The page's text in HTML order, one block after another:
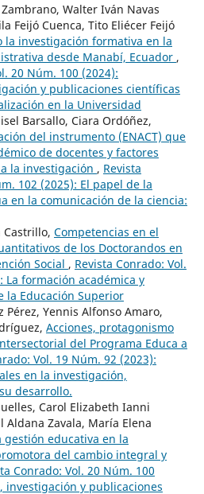
Walter Iván Navas
Feijó Cuenca, Tito Eliécer Feijó
la investigación formativa en la
desde Manabí, Ecuador ,
20 Núm. 100 (2024):
y publicaciones científicas
en la Universidad
Barsallo, Ciara Ordóñez,
del instrumento (ENACT) que
de docentes y factores
la investigación , Revista
102 (2025): El papel de la
en la comunicación de la ciencia:
Castrillo, Competencias en el
de los Doctorandos en
Social , Revista Conrado: Vol.
La formación académica y
la Educación Superior
Pérez, Yennis Alfonso Amaro,
Acciones, protagonismo
del Programa Educa a
Vol. 19 Núm. 92 (2023):
en la investigación,
desarrollo.
Carol Elizabeth Ianni
Aldana Zavala, María Elena
gestión educativa en la
del cambio integral y
Conrado: Vol. 20 Núm. 100
investigación y publicaciones